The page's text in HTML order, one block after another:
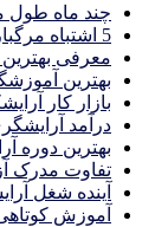
چند ماه طول
5 اشتباه مرگبار هنرجویان آرایشگری مردانه در کرج
معرفی
بهترین
بازار كار
درآمد
بهترین دوره
تفاوت مدرک
آینده شغل
آموزش کوتاهی